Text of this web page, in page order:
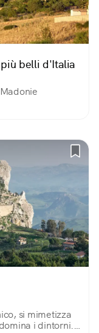
più belli d'Italia
si mimetizza
i dintorni.